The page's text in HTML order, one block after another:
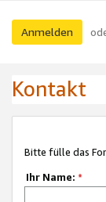
Anmelden
Kontakt
Bitte fülle das
Ihr Name: *